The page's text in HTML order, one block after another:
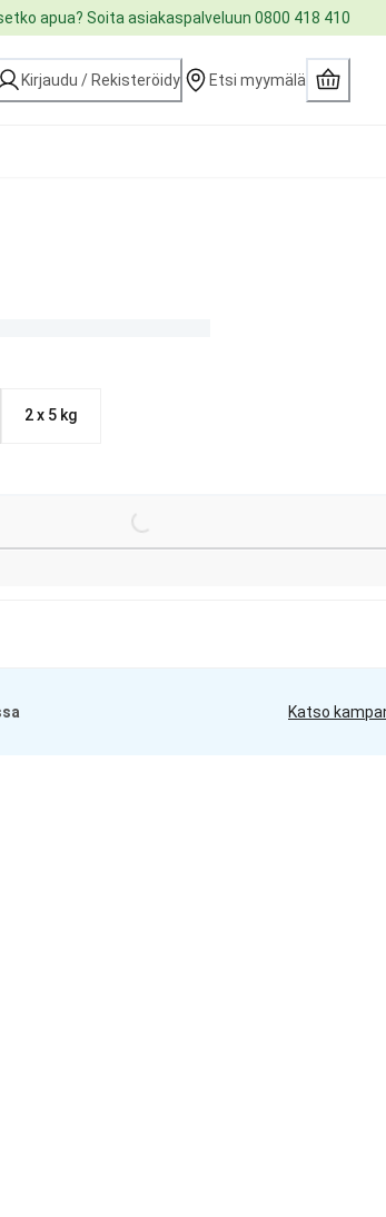
apua? Soita asiakaspalveluun 0800 418 410
Kirjaudu / Rekisteröidy Etsi myymälä
2 x 5 kg
Loading...
Katso